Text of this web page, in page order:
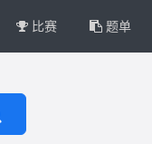
比赛 题单